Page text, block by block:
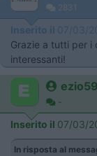
2831
Inserito il 07/03/
Grazie a tutti per i
interessanti!
ezio59
-
Inserito il 07/03/
In risposta al